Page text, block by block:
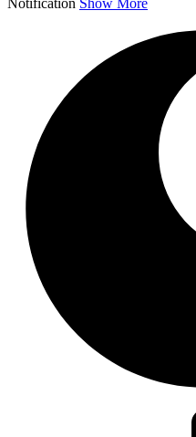
Notification Show More